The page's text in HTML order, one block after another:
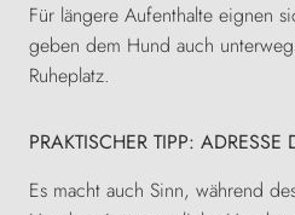
Für längere Aufenthalte eignen
geben dem Hund auch
Ruheplatz.
PRAKTISCHER TIPP: ADRESSE
Es macht auch Sinn, während